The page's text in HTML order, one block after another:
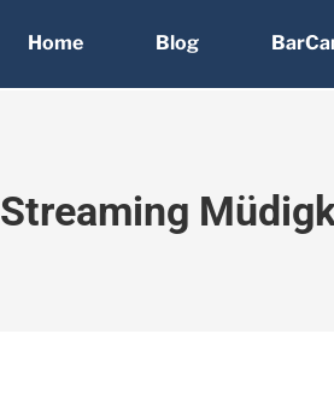
Home Blog
Streaming